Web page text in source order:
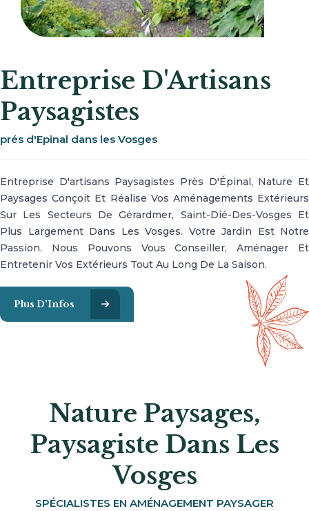
Entreprise D'Artisans
Paysagistes
prés d'Epinal dans les Vosges
Entreprise D'artisans Paysagistes Près D'Épinal, Nature Et
Paysages Conçoit Et Réalise Vos Aménagements Extérieurs
Sur Les Secteurs De Gérardmer, Saint-Dié-Des-Vosges Et
Plus Largement Dans Les Vosges. Votre Jardin Est Notre
Passion. Nous Pouvons Vous Conseiller, Aménager Et
Entretenir Vos Extérieurs Tout Au Long De La Saison.
Plus D'Infos
Nature Paysages,
Paysagiste Dans Les
Vosges
SPÉCIALISTES EN AMÉNAGEMENT PAYSAGER